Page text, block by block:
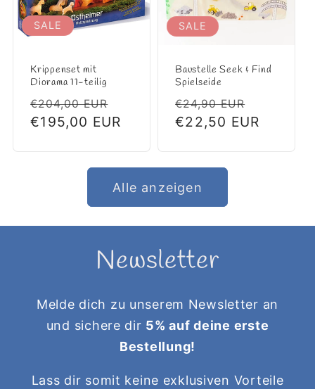
SALE
Krippenset mit
Diorama 11-teilig
Normaler
Preis
€204,00 EUR
Verkaufspreis
€195,00 EUR
SALE
Baustelle Seek & Find
Spielseide
Normaler
Preis
€24,90 EUR
€22,50 EUR
Alle anzeigen
Newsletter
Melde dich zu unserem Newsletter an
und sichere dir 5% auf deine erste
Bestellung!
Lass dir somit keine exklusiven Vorteile